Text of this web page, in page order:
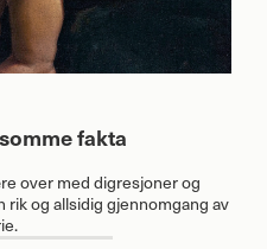
fakta
over med digresjoner og
rik og allsidig gjennomgang av